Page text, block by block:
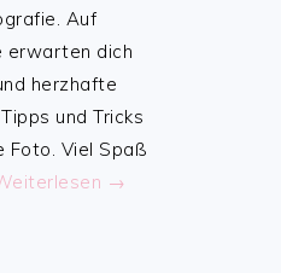
Auf
erwarten dich
herzhafte
und Tricks
Foto. Viel Spaß
→